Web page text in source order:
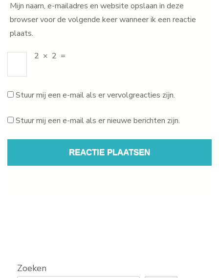
Mijn naam, e-mailadres en website opslaan in deze
browser voor de volgende keer wanneer ik een reactie
plaats.
2 × 2 =
Stuur mij een e-mail als er vervolgreacties zijn.
Stuur mij een e-mail als er nieuwe berichten zijn.
Zoeken